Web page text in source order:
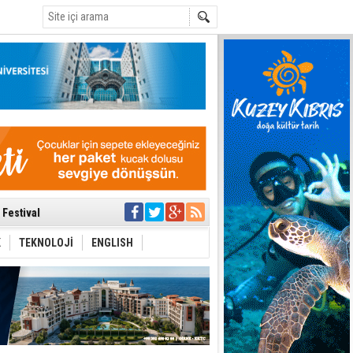
Festival
yitirdi
geliniyor
yönetim
kalınmaması
yönetim
TEKNOLOJİ ENGLISH